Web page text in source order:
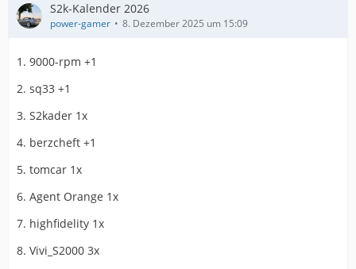
S2k-Kalender 2026
power-gamer 8. Dezember 2025 um 15:09
1. 9000-rpm +1
2. sq33 +1
3. S2kader 1x
4. berzcheft +1
5. tomcar 1x
6. Agent Orange 1x
7. highfidelity 1x
8. Vivi_S2000 3x